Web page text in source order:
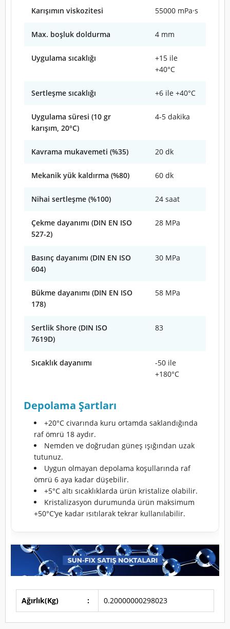
Karışımın viskozitesi 55000 mPa·s
Max. boşluk doldurma 4 mm
Uygulama sıcaklığı
+15 ile
+40°C
Sertleşme sıcaklığı +6 ile +40°C
Uygulama süresi (10 gr
karışım, 20°C)
4-5 dakika
Kavrama mukavemeti (%35) 20 dk
Mekanik yük kaldırma (%80) 60 dk
Nihai sertleşme (%100) 24 saat
Çekme dayanımı (DIN EN ISO
527-2)
28 MPa
Basınç dayanımı (DIN EN ISO
604)
30 MPa
Bükme dayanımı (DIN EN ISO
178)
58 MPa
Sertlik Shore (DIN ISO
7619D)
83
Sıcaklık dayanımı
-50 ile
+180°C
Depolama Şartları
+20°C civarında kuru ortamda saklandığında
raf ömrü 18 aydır.
Nemden ve doğrudan güneş ışığından uzak
tutunuz.
Uygun olmayan depolama koşullarında raf
ömrü 6 aya kadar düşebilir.
+5°C altı sıcaklıklarda ürün kristalize olabilir.
Kristalizasyon durumunda ürün maksimum
+50°C’ye kadar ısıtılarak tekrar kullanılabilir.
Ağırlık(Kg) : 0.20000000298023